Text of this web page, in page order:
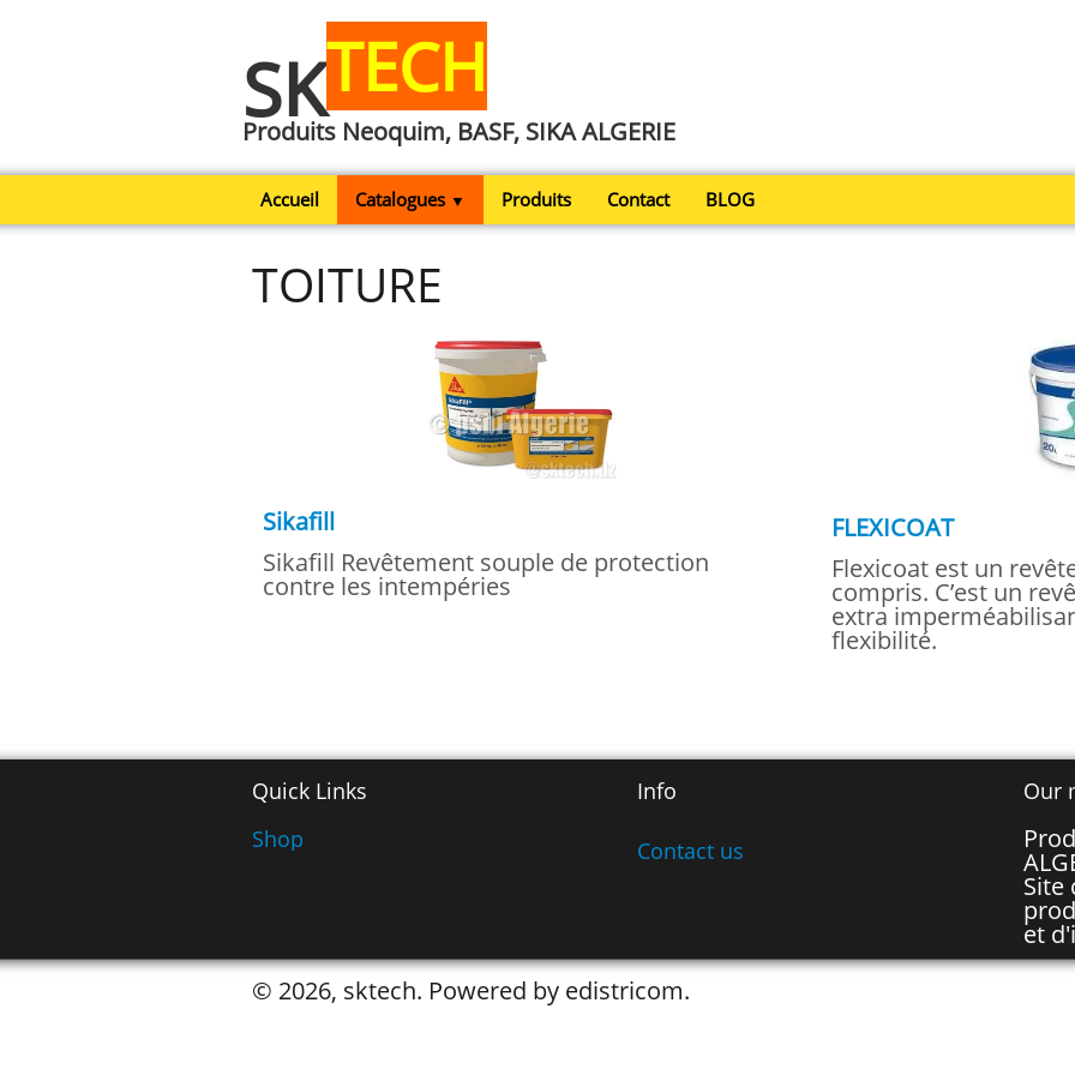
SKTECH
Produits Neoquim, BASF, SIKA ALGERIE
Accueil Catalogues ▼ Produits Contact BLOG
TOITURE
Sikafill
Sikafill Revêtement souple de protection
contre les intempéries
FLEXICOAT
Flexicoat est un
compris. C’est un
extra
flexibilité.
Quick Links
Shop
Info
Contact us
Our
Site
et
© 2026, sktech. Powered by edistricom.